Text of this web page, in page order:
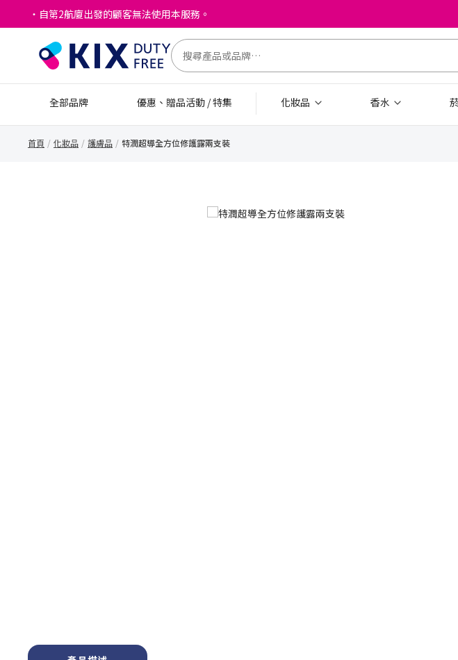
・自第2航廈出發的顧客無法使用本服務。
全部品牌 優惠、贈品活動 / 特集 化妝品 香水
首頁 化妝品 護膚品 特潤超導全方位修護露兩支裝